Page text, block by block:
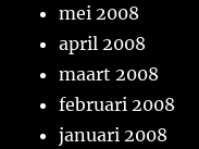
mei 2008
april 2008
maart 2008
februari 2008
januari 2008